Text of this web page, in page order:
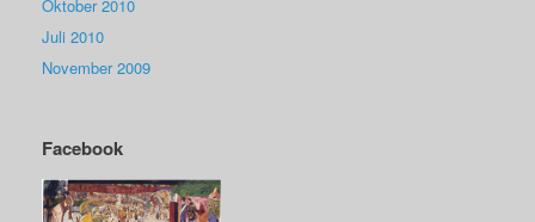
Oktober 2010
Juli 2010
November 2009
Facebook